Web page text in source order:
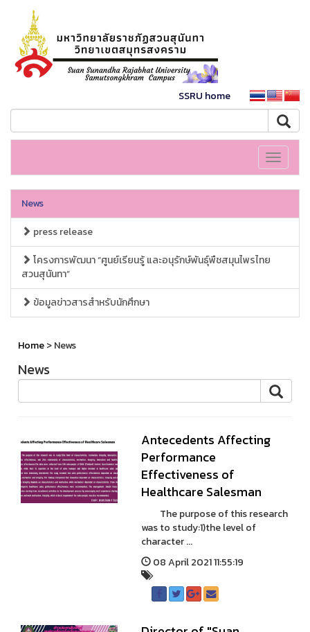
SSRU home
Toggle
News
press release
โครงการพัฒนา “ศูนย์เรียนรู้ และอนุรักษ์พันธุ์พืชสมุนไพรไทย
สวนสุนันทา”
ข้อมูลข่าวสารสำหรับนักศึกษา
Home> News
News
Antecedents Affecting
Performance
Effectiveness of
Healthcare Salesman
The purpose of this research
was to study:1)the level of
character ...
08 April 2021 11:55:19